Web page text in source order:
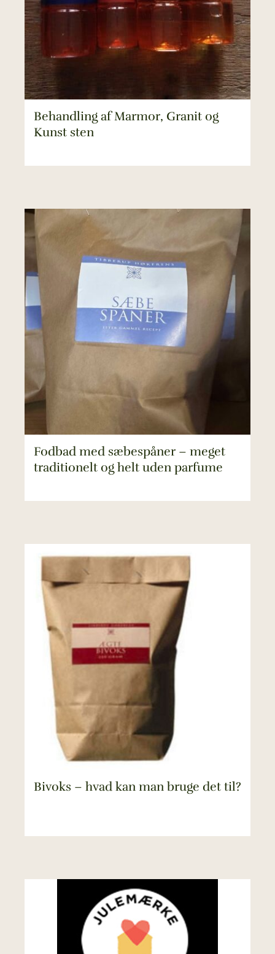
Behandling af Marmor, Granit og
Kunst sten
Fodbad med sæbespåner – meget
traditionelt og helt uden parfume
Bivoks – hvad kan man bruge det til?